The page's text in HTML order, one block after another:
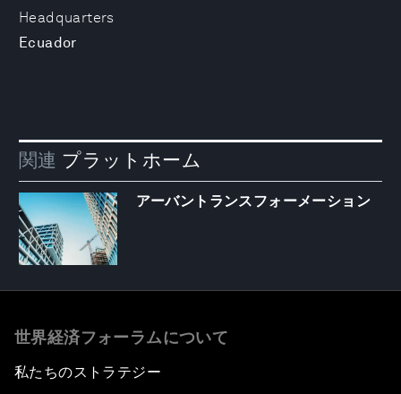
Headquarters
Ecuador
関連 プラットホーム
アーバントランスフォーメーション
世界経済フォーラムについて
私たちのストラテジー